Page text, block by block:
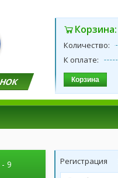
Корзина:
Количество:
К оплате:
Корзина
9
Регистрация